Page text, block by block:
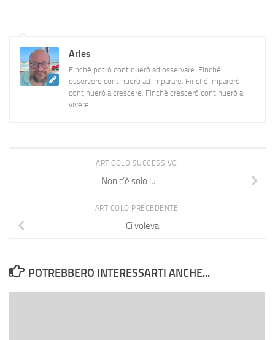
Aries
Finché potrò continuerò ad osservare. Finché
osserverò continuerò ad imparare. Finché imparerò
continuerò a crescere. Finché crescerò continuerò a
vivere.
ARTICOLO SUCCESSIVO
Non c’è solo lui…
ARTICOLO PRECEDENTE
Ci voleva
POTREBBERO INTERESSARTI ANCHE...